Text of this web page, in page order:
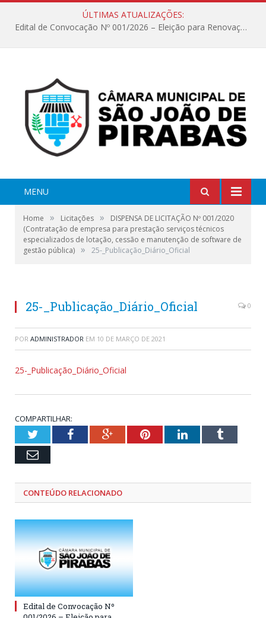
ÚLTIMAS ATUALIZAÇÕES:
Edital de Convocação Nº 001/2026 – Eleição para Renovação da Mesa Diretora – Biênio 2027/2028
MENU
Home » Licitações »
DISPENSA DE LICITAÇÃO Nº 001/2020
(Contratação de empresa para prestação serviços técnicos
especializados de lotação, cessão e manutenção de software de
gestão pública) » 25-_Publicação_Diário_Oficial
25-_Publicação_Diário_Oficial 0
POR ADMINISTRADOR EM 10 DE MARÇO DE 2021
25-_Publicação_Diário_Oficial
COMPARTILHAR:
TwitterFacebookGoogle+PinterestLinkedInTumblr
Email
CONTEÚDO RELACIONADO
Edital de Convocação Nº